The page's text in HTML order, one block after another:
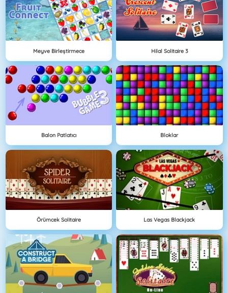
Meyve Birleştirmece Hilal Solitaire 3
Balon Patlatıcı Bloklar
Örümcek Solitaire Las Vegas Blackjack